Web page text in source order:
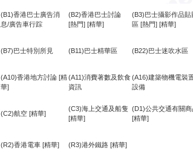
(B1)香港巴士廣告消
息/廣告車行踪
(B2)香港巴士討論
[熱門] [精華]
(B3)巴士攝影作品貼
區 [熱門] [精華]
(B7)巴士特別所見 (B11)巴士精華區 (B22)巴士迷吹水區
(A10)香港地方討論 [精
華]
(A11)消費著數及飲食
資訊
(A16)建築物機電裝
設備
(C2)航空 [精華]
(C3)海上交通及船隻
[精華]
(D1)公共交通有關商
[精華]
(R2)香港電車 [精華] (R3)港外鐵路 [精華]